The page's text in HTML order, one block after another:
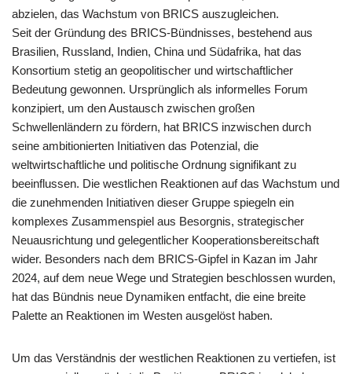
abzielen, das Wachstum von BRICS auszugleichen.
Seit der Gründung des BRICS-Bündnisses, bestehend aus
Brasilien, Russland, Indien, China und Südafrika, hat das
Konsortium stetig an geopolitischer und wirtschaftlicher
Bedeutung gewonnen. Ursprünglich als informelles Forum
konzipiert, um den Austausch zwischen großen
Schwellenländern zu fördern, hat BRICS inzwischen durch
seine ambitionierten Initiativen das Potenzial, die
weltwirtschaftliche und politische Ordnung signifikant zu
beeinflussen. Die westlichen Reaktionen auf das Wachstum und
die zunehmenden Initiativen dieser Gruppe spiegeln ein
komplexes Zusammenspiel aus Besorgnis, strategischer
Neuausrichtung und gelegentlicher Kooperationsbereitschaft
wider. Besonders nach dem BRICS-Gipfel in Kazan im Jahr
2024, auf dem neue Wege und Strategien beschlossen wurden,
hat das Bündnis neue Dynamiken entfacht, die eine breite
Palette an Reaktionen im Westen ausgelöst haben.
Um das Verständnis der westlichen Reaktionen zu vertiefen, ist